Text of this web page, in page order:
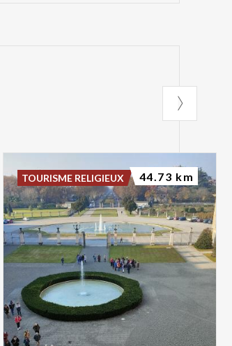
TOURISME RELIGIEUX 44.73 km